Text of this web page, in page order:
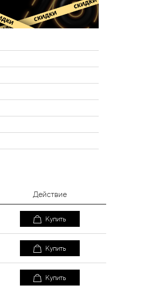
Действие
Купить
Купить
Купить